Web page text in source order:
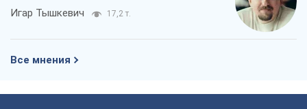
Игар Тышкевич 17,2 т.
Все мнения